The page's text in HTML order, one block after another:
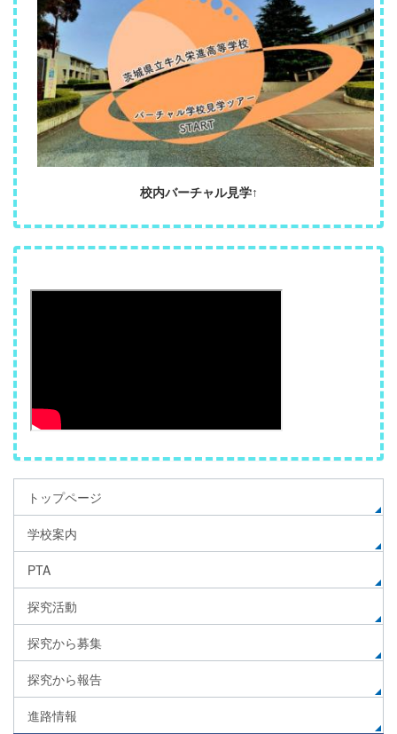
校内バーチャル見学↑
トップページ
学校案内
PTA
探究活動
探究から募集
探究から報告
進路情報